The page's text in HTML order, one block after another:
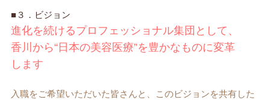
■３．ビジョン
進化を続けるプロフェッショナル集団として、
香川から“日本の美容医療”を豊かなものに変革
します
入職をご希望いただいた皆さんと、このビジョンを共有した